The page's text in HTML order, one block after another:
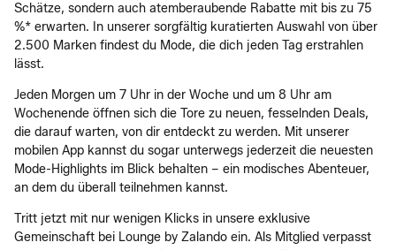
Schätze, sondern auch atemberaubende Rabatte mit bis zu 75
%* erwarten. In unserer sorgfältig kuratierten Auswahl von über
2.500 Marken findest du Mode, die dich jeden Tag erstrahlen
lässt.
Jeden Morgen um 7 Uhr in der Woche und um 8 Uhr am
Wochenende öffnen sich die Tore zu neuen, fesselnden Deals,
die darauf warten, von dir entdeckt zu werden. Mit unserer
mobilen App kannst du sogar unterwegs jederzeit die neuesten
Mode-Highlights im Blick behalten – ein modisches Abenteuer,
an dem du überall teilnehmen kannst.
Tritt jetzt mit nur wenigen Klicks in unsere exklusive
Gemeinschaft bei Lounge by Zalando ein. Als Mitglied verpasst